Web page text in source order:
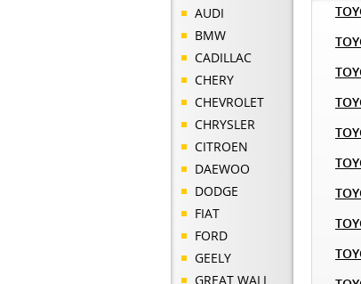
AUDI
BMW
CADILLAC
CHERY
CHEVROLET
CHRYSLER
CITROEN
DAEWOO
DODGE
FIAT
FORD
GEELY
GREAT WALL